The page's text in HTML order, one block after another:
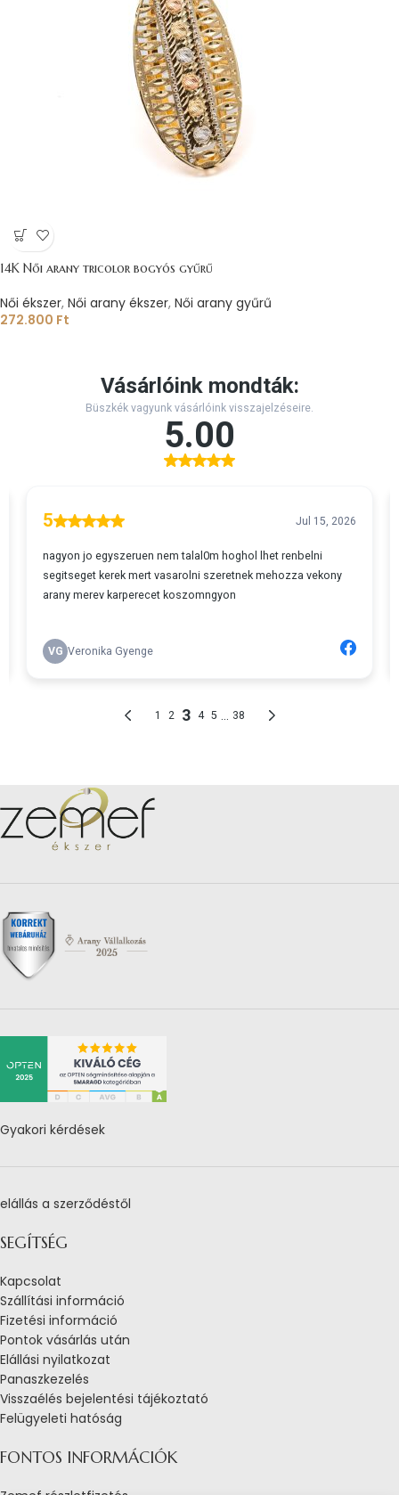
14K Női arany tricolor bogyós gyűrű
Női ékszer, Női arany ékszer, Női arany gyűrű
272.800 Ft
Gyakori kérdések
elállás a szerződéstől
SEGÍTSÉG
Kapcsolat
Szállítási információ
Fizetési információ
Pontok vásárlás után
Elállási nyilatkozat
Panaszkezelés
Visszaélés bejelentési tájékoztató
Felügyeleti hatóság
FONTOS INFORMÁCIÓK